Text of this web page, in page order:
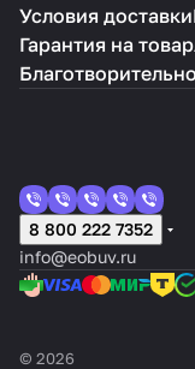
Условия доставки
Гарантия на товар
8 800 222 7352
info@eobuv.ru
© 2026